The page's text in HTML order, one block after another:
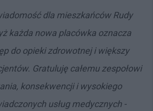
dla mieszkańców Rudy
każda nowa placówka oznacza
do opieki zdrowotnej i większy
Gratuluję całemu zespołowi
konsekwencji i wysokiego
usług medycznych -